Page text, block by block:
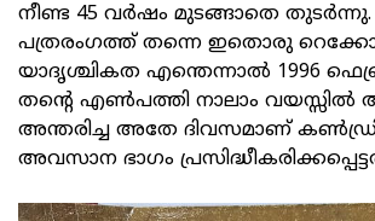
നീണ്ട 45 വർഷം മുടങ്ങാതെ
പത്രരംഗത്ത് തന്നെ ഇതൊരു
യാദൃശ്ചികത എന്തെന്നാൽ 1996
തന്‍റെ എൺപത്തി നാലാം വയസ്സില്‍
അന്തരിച്ച അതേ ദിവസമാണ്
അവസാന ഭാഗം